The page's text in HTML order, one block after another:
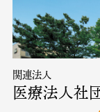
関連法人
医療法人社